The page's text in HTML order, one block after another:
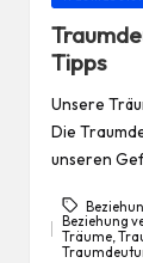
Tipps
Unsere
Die
unseren
Tags:
Beziehung
Träume,